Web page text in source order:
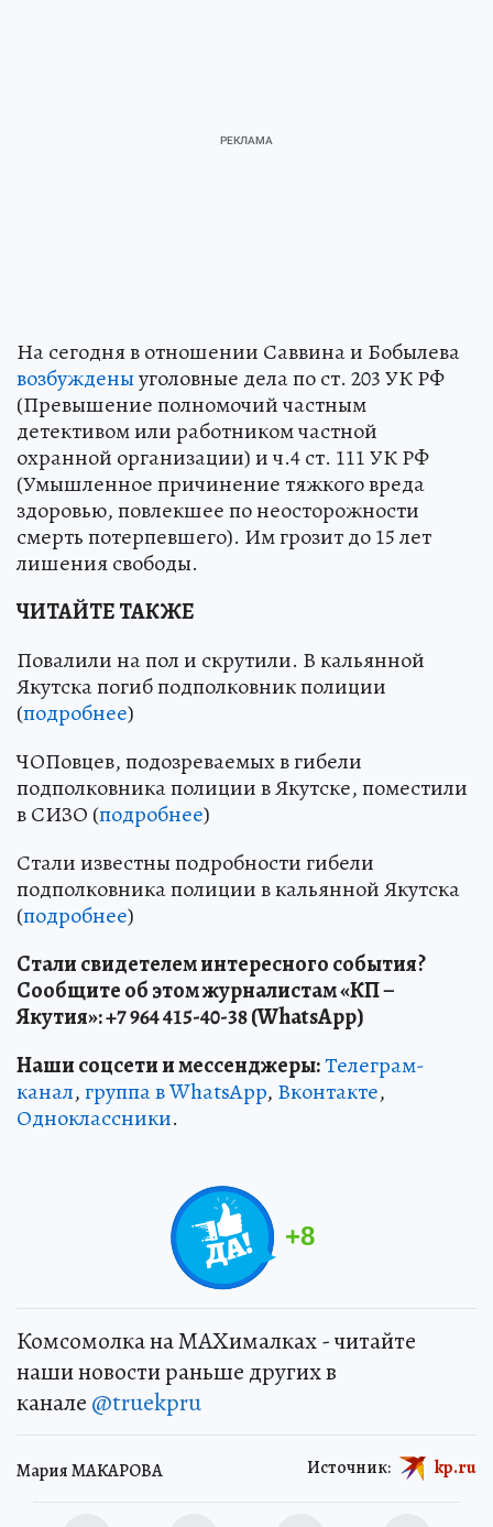
На сегодня в отношении Саввина и Бобылева
возбужденыуголовные дела по ст. 203 УК РФ
(Превышение полномочий частным
детективом или работником частной
охранной организации) и ч.4 ст. 111 УК РФ
(Умышленное причинение тяжкого вреда
здоровью, повлекшее по неосторожности
смерть потерпевшего). Им грозит до 15 лет
лишения свободы.
ЧИТАЙТЕ ТАКЖЕ
Повалили на пол и скрутили. В кальянной
Якутска погиб подполковник полиции
(подробнее)
ЧОПовцев, подозреваемых в гибели
подполковника полиции в Якутске, поместили
в СИЗО (подробнее)
Стали известны подробности гибели
подполковника полиции в кальянной Якутска
(подробнее)
Стали свидетелем интересного события?
Сообщите об этом журналистам «КП –
Якутия»: +7 964 415-40-38 (WhatsApp)
Наши соцсети и мессенджеры:Телеграм-
канал,группа в WhatsApp, Вконтакте,
Одноклассники.
+8
Комсомолка на MAXималках - читайте
наши новости раньше других в
канале @truekpru
Мария МАКАРОВА Источник: kp.ru